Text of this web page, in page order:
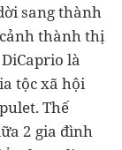
sang thành
thành thị
là
tộc xã hội
Thế
2 gia đình